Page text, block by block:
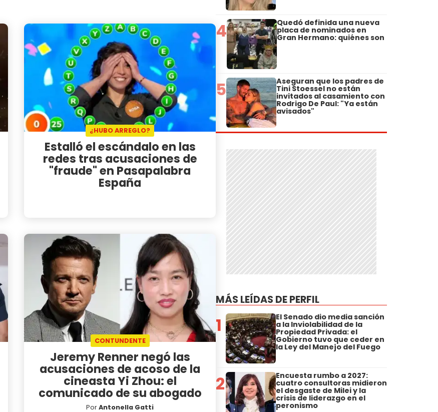
¿HUBO ARREGLO?
Estalló el escándalo en las
redes tras acusaciones de
"fraude" en Pasapalabra
España
CONTUNDENTE
Jeremy Renner negó las
acusaciones de acoso de la
cineasta Yi Zhou: el
comunicado de su abogado
PorAntonella Gatti
4 Quedó definida una nueva
placa de nominados en
Gran Hermano: quiénes son
5 Aseguran que los padres de
Tini Stoessel no están
invitados al casamiento con
Rodrigo De Paul: "Ya están
avisados"
MÁS LEÍDAS DE PERFIL
1 El Senado dio media sanción
a la Inviolabilidad de la
Propiedad Privada: el
Gobierno tuvo que ceder en
la Ley del Manejo del Fuego
2 Encuesta rumbo a 2027:
cuatro consultoras midieron
el desgaste de Milei y la
crisis de liderazgo en el
peronismo